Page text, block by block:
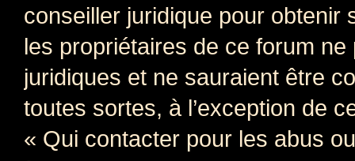
conseiller juridique pour obtenir
les propriétaires de ce forum
juridiques et ne sauraient être
toutes sortes, à l’exception de
« Qui contacter pour les abus